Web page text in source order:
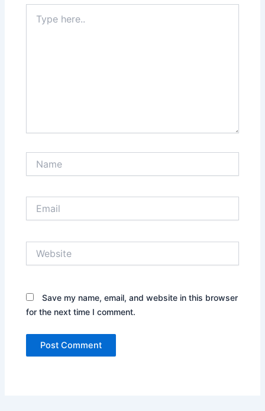
here..
Save my name, email, and website in this browser
for the next time I comment.